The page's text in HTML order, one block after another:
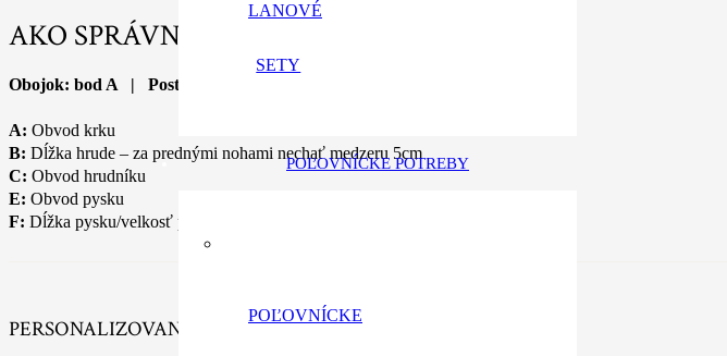
LANOVÉ
SETY
POĽOVNÍCKE POTREBY
POĽOVNÍCKE
AKO SPRÁVNE ZMERAŤ PSA?
Obojok: bod A | Postroj: bod A, B, C | Náhubok: bod E, F
A: Obvod krku
B: Dĺžka hrude – za prednými nohami nechať medzeru 5cm
C: Obvod hrudníku
E: Obvod pysku
F: Dĺžka pysku/velkosť pysku
PERSONALIZOVANÉ VÝROBKY